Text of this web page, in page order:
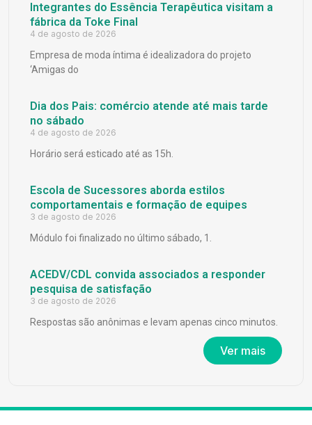
Integrantes do Essência Terapêutica visitam a
fábrica da Toke Final
4 de agosto de 2026
Empresa de moda íntima é idealizadora do projeto
‘Amigas do
Dia dos Pais: comércio atende até mais tarde
no sábado
4 de agosto de 2026
Horário será esticado até as 15h.
Escola de Sucessores aborda estilos
comportamentais e formação de equipes
3 de agosto de 2026
Módulo foi finalizado no último sábado, 1.
ACEDV/CDL convida associados a responder
pesquisa de satisfação
3 de agosto de 2026
Respostas são anônimas e levam apenas cinco minutos.
Ver mais